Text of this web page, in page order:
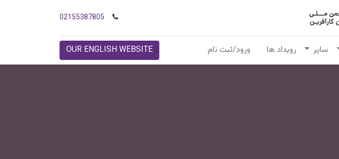
02155387805
سایر رویداد ها ورود/ثبت نام OUR ENGLISH WEBSITE